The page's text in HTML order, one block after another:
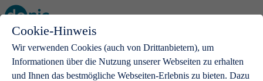
Cookie-Hinweis
Wir verwenden Cookies (auch von Drittanbietern), um
Informationen über die Nutzung unserer Webseiten zu erhalten
und Ihnen das bestmögliche Webseiten-Erlebnis zu bieten. Dazu
Open main menu